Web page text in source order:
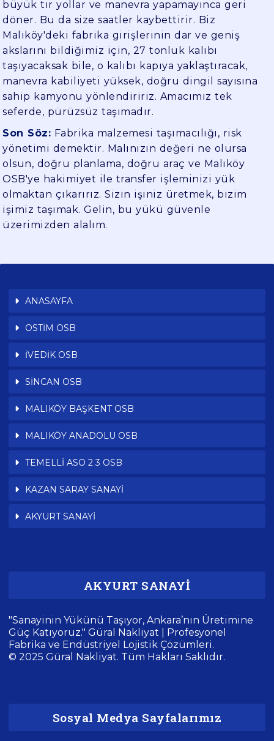
büyük tır yollar ve manevra yapamayınca geri
döner. Bu da size saatler kaybettirir. Biz
Malıköy'deki fabrika girişlerinin dar ve geniş
akslarını bildiğimiz için, 27 tonluk kalıbı
taşıyacaksak bile, o kalıbı kapıya yaklaştıracak,
manevra kabiliyeti yüksek, doğru dingil sayısına
sahip kamyonu yönlendiririz. Amacımız tek
seferde, pürüzsüz taşımadır.
Son Söz: Fabrika malzemesi taşımacılığı, risk
yönetimi demektir. Malınızın değeri ne olursa
olsun, doğru planlama, doğru araç ve Malıköy
OSB'ye hakimiyet ile transfer işleminizi yük
olmaktan çıkarırız. Sizin işiniz üretmek, bizim
işimiz taşımak. Gelin, bu yükü güvenle
üzerimizden alalım.
ANASAYFA
OSTİM OSB
İVEDİK OSB
SİNCAN OSB
MALIKÖY BAŞKENT OSB
MALIKÖY ANADOLU OSB
TEMELLİ ASO 2 3 OSB
KAZAN SARAY SANAYİ
AKYURT SANAYİ
AKYURT SANAYİ
"Sanayinin Yükünü Taşıyor, Ankara’nın Üretimine
Güç Katıyoruz." Güral Nakliyat | Profesyonel
Fabrika ve Endüstriyel Lojistik Çözümleri.
© 2025 Güral Nakliyat. Tüm Hakları Saklıdır.
Sosyal Medya Sayfalarımız